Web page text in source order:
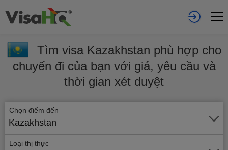
Tìm visa Kazakhstan phù hợp cho
chuyến đi của bạn với giá, yêu cầu và
thời gian xét duyệt
Chọn điểm đến
Kazakhstan
Loại thị thực